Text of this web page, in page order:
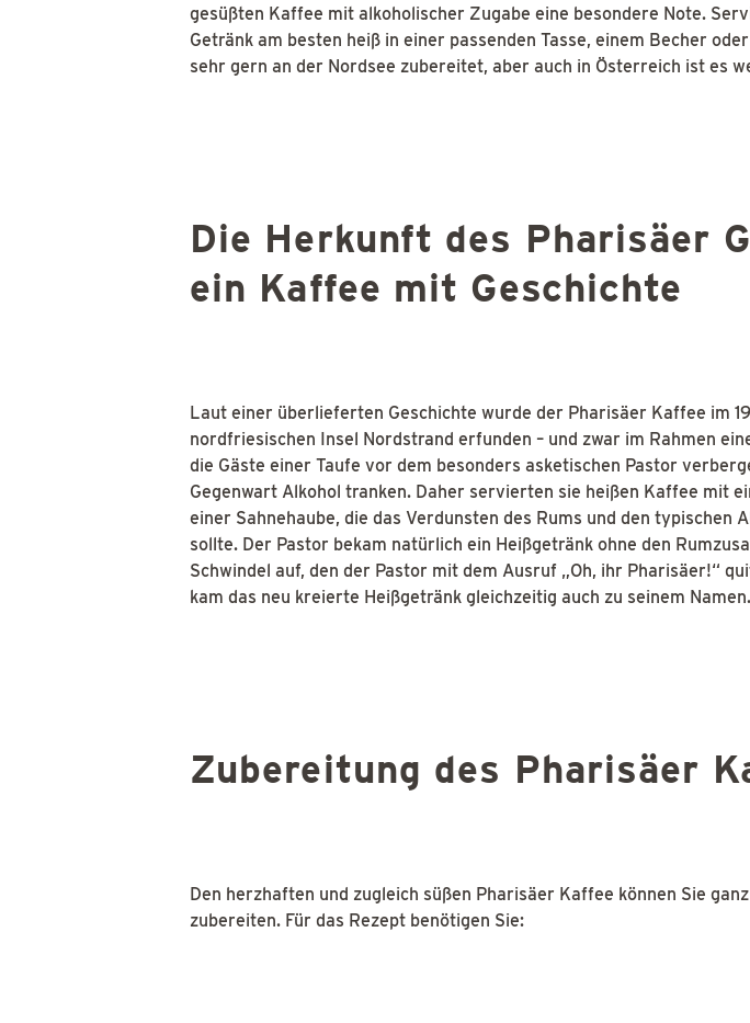
gesüßten Kaffee mit alkoholischer Zugabe eine besondere Note.
Getränk am besten heiß in einer passenden Tasse, einem Becher
sehr gern an der Nordsee zubereitet, aber auch in Österreich ist es
Die Herkunft des Pharisäer
ein Kaffee mit Geschichte
Laut einer überlieferten Geschichte wurde der Pharisäer Kaffee im
nordfriesischen Insel Nordstrand erfunden – und zwar im Rahmen
die Gäste einer Taufe vor dem besonders asketischen Pastor
Gegenwart Alkohol tranken. Daher servierten sie heißen Kaffee mit
einer Sahnehaube, die das Verdunsten des Rums und den typischen
sollte. Der Pastor bekam natürlich ein Heißgetränk ohne den
Schwindel auf, den der Pastor mit dem Ausruf „Oh, ihr Pharisäer!“
kam das neu kreierte Heißgetränk gleichzeitig auch zu seinem Namen.
Zubereitung des Pharisäer
Den herzhaften und zugleich süßen Pharisäer Kaffee können Sie
zubereiten. Für das Rezept benötigen Sie: